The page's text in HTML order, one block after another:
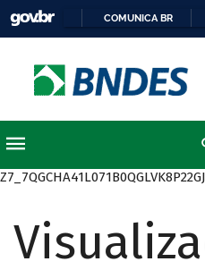
COMUNICA BR